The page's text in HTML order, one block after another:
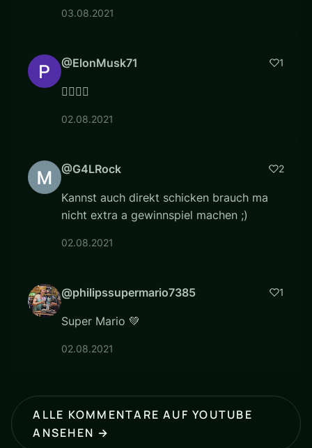
03.08.2021
@ElonMusk71 1
👍🏼👍🏼
02.08.2021
@G4LRock 2
Kannst auch direkt schicken brauch ma
nicht extra a gewinnspiel machen ;)
02.08.2021
@philipssupermario7385 1
Super Mario 💚
02.08.2021
ALLE KOMMENTARE AUF YOUTUBE
ANSEHEN →